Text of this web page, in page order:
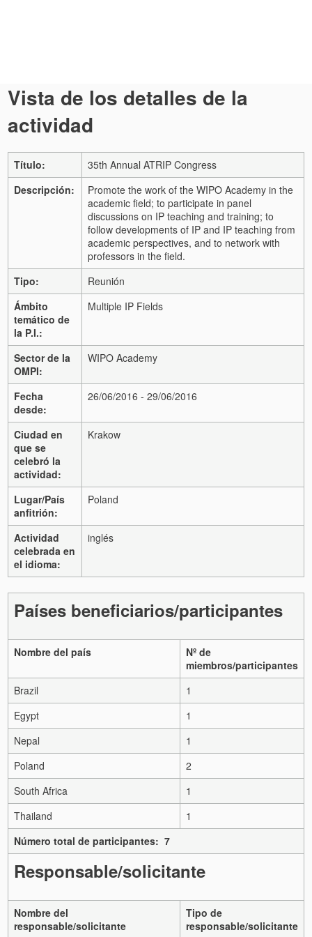
Vista de los detalles de la
actividad
Título:
35th Annual ATRIP Congress
Descripción:
Promote the work of the WIPO Academy in the
academic field; to participate in panel
discussions on IP teaching and training; to
follow developments of IP and IP teaching from
academic perspectives, and to network with
professors in the field.
Tipo:
Reunión
Ámbito
temático de
la P.I.:
Multiple IP Fields
Sector de la
OMPI:
WIPO Academy
Fecha
desde:
26/06/2016 - 29/06/2016
Ciudad en
que se
celebró la
actividad:
Krakow
Lugar/País
anfitrión:
Poland
Actividad
celebrada en
el idioma:
inglés
Países beneficiarios/participantes
Nombre del país
Nº de
miembros/participantes
Brazil
1
Egypt
1
Nepal
1
Poland
2
South Africa
1
Thailand
1
Número total de participantes: 7
Responsable/solicitante
Nombre del
responsable/solicitante
Tipo de
responsable/solicitante